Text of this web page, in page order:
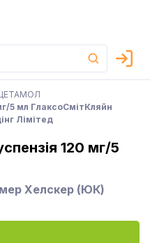
5 мл ГлаксоСмітКляйн
Лімітед
120 мг/5
Хелскер (ЮК)